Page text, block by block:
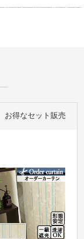
お得なセット販売